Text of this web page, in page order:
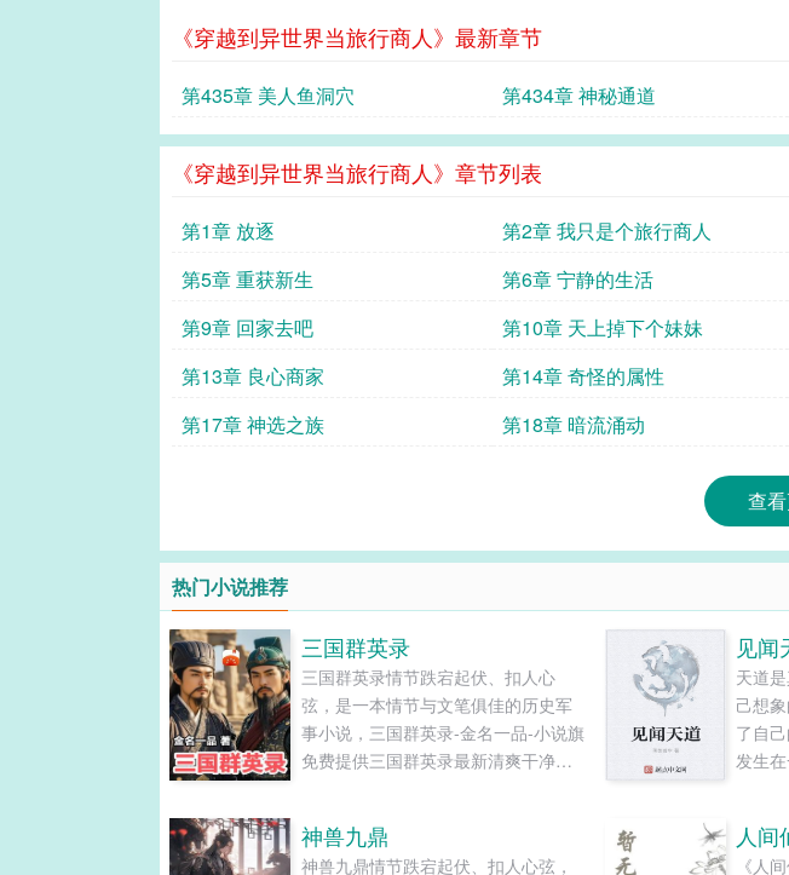
《穿越到异世界当旅行商人》最新章节
第435章 美人鱼洞穴 第434章 神秘通道
《穿越到异世界当旅行商人》章节列表
第1章 放逐 第2章 我只是个旅行商人
第5章 重获新生
第6章 宁静的生活
第9章 回家去吧
第10章 天上掉下个妹妹
第13章 良心商家
第14章 奇怪的属性
第17章 神选之族
第18章 暗流涌动
查
热门小说推荐
三国群英录
三国群英录情节跌宕起伏、扣人心
弦，是一本情节与文笔俱佳的历史军
事小说，三国群英录-金名一品-小说旗
免费提供三国群英录最新清爽干净的
见闻
天道
己想
了自
发生
神兽九鼎
神兽九鼎情节跌宕起伏、扣人心弦，
人间
《人